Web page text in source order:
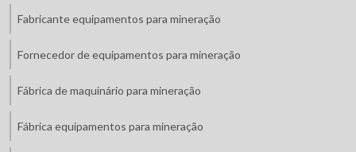
Fabricante equipamentos para mineração
Fornecedor de equipamentos para mineração
Fábrica de maquinário para mineração
Fábrica equipamentos para mineração